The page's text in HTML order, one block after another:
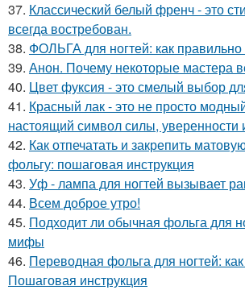
37. Классический белый френч - это
всегда востребован.
38. ФОЛЬГА для ногтей: как правильно
39. Анон. Почему некоторые мастера
40. Цвет фуксия - это смелый выбор
41. Красный лак - это не просто
настоящий символ силы, уверенности
42. Как отпечатать и закрепить
фольгу: пошаговая инструкция
43. Уф - лампа для ногтей вызывает
44. Всем доброе утро!
45. Подходит ли обычная фольга для
мифы
46. Переводная фольга для ногтей:
Пошаговая инструкция